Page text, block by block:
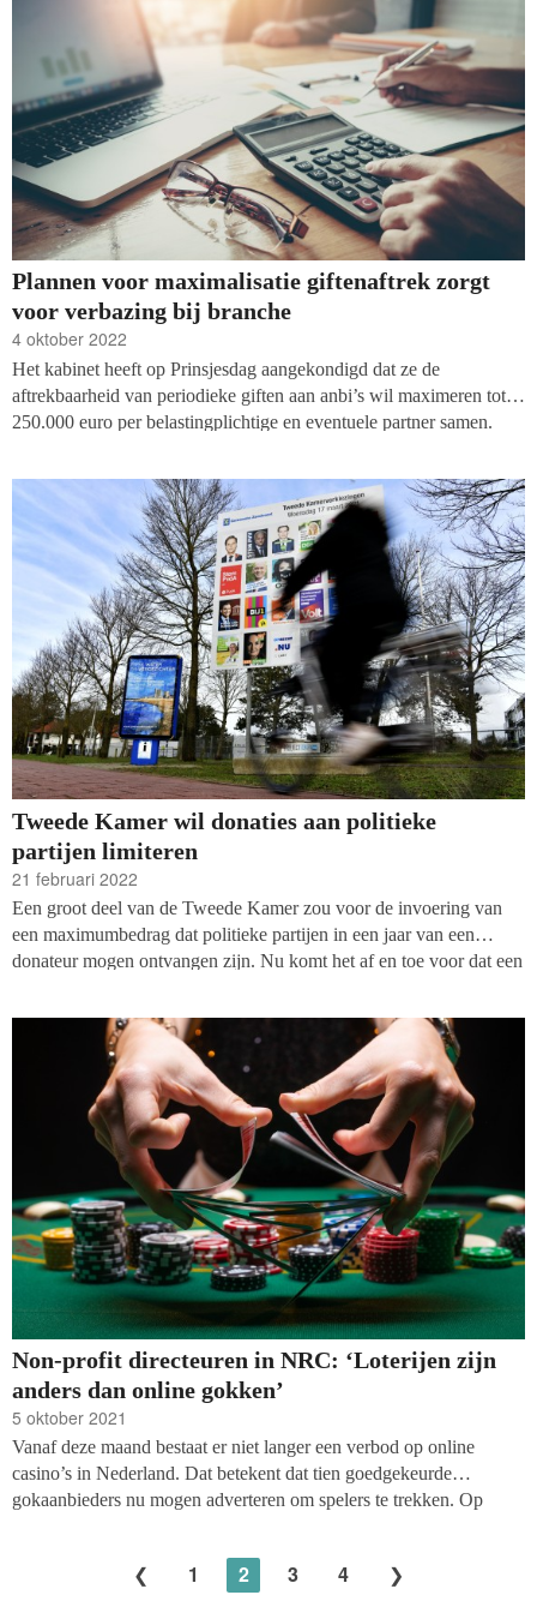
behartigen de laatste jaren aan effectiviteit heeft ingeboet, staat in
een verklaring over het besluit. ‘We zijn van mening dat het voor de
komende tijd beter is om brede coalities met verschillende partijen
in het maatschappelijk middenveld vorm te geven.’
Plannen voor maximalisatie giftenaftrek zorgt
voor verbazing bij branche
4 oktober 2022
Het kabinet heeft op Prinsjesdag aangekondigd dat ze de
aftrekbaarheid van periodieke giften aan anbi’s wil maximeren tot
250.000 euro per belastingplichtige en eventuele partner samen.
en vindt dat de huidige constructie intact moet blijven.
Tweede Kamer wil donaties aan politieke
partijen limiteren
21 februari 2022
Een groot deel van de Tweede Kamer zou voor de invoering van
een maximumbedrag dat politieke partijen in een jaar van een
donateur mogen ontvangen zijn. Nu komt het af en toe voor dat een
meer te doen.
Non-profit directeuren in NRC: ‘Loterijen zijn
anders dan online gokken’
5 oktober 2021
Vanaf deze maand bestaat er niet langer een verbod op online
casino’s in Nederland. Dat betekent dat tien goedgekeurde
gokaanbieders nu mogen adverteren om spelers te trekken. Op
(goededoelen)loterijen, en dat zou niet zo moeten zijn, schrijven
veertien directeuren van non-profits
in een opiniestuk in de NRC
1 2 3 4